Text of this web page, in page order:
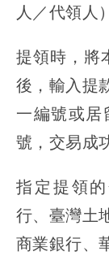
人／代領人
提領時，將
後，輸入提
一編號或
號，交易成
指定提領
行、臺灣土
商業銀行、